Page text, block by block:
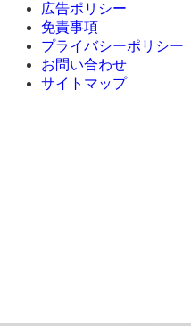
広告ポリシー
免責事項
プライバシーポリシー
お問い合わせ
サイトマップ